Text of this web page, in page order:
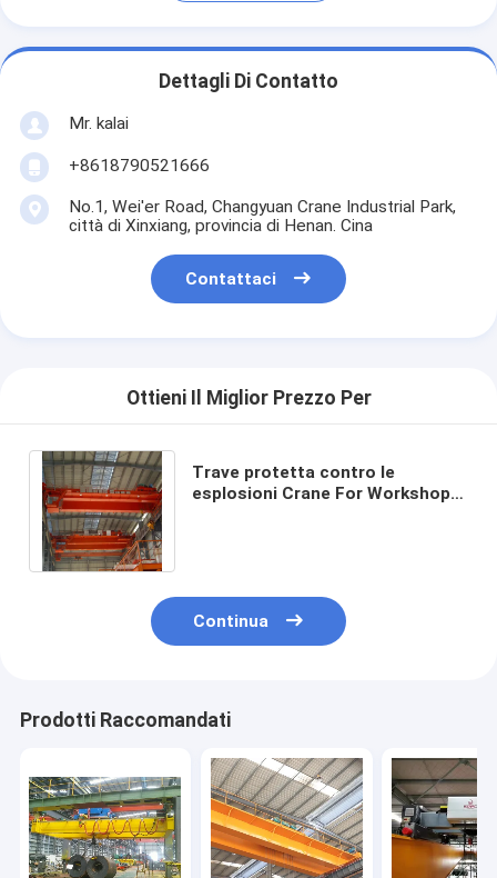
Dettagli Di Contatto
Mr. kalai
+8618790521666
No.1, Wei'er Road, Changyuan Crane Industrial Park,
città di Xinxiang, provincia di Henan. Cina
Contattaci
Ottieni Il Miglior Prezzo Per
Trave protetta contro le
esplosioni Crane For Workshops
Continua
Prodotti Raccomandati